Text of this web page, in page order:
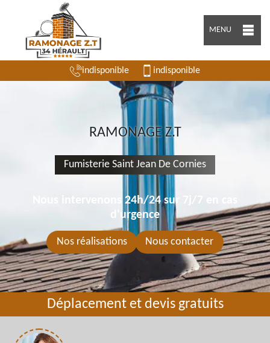
MENU
indisponible indisponible
RAMONAGE Z.T
Fumisterie Saint Jean De Cornies
Nous intervenons 24h/24 sur 7j/7 en cas
d'urgence
Nos réalisations Nous contacter
Déplacement et devis gratuits